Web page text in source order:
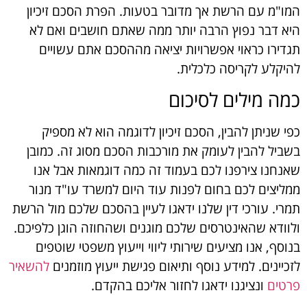
המו"מ עם הרשת אך מדובר בטעות. הפרת הסכם זיכיון
היא דבר נפוץ הרבה יותר ממה שאתם חושבים ואם לא
תגדירו כראוי אפשרויות יציאה מההסכם אתם עשויים
להיקלע לקריסה כלכלית.
כמה מילים לסיכום
כפי שניתן להבין, הסכם זיכיון לדוגמה הוא לא מספיק
בשביל להבין לעומק את מורכבות הסכם מסוג זה. כמובן
שאנחנו צירפנו לכם בעמוד זה כמה דוגמאות אבל אנו
ממליצים לכם בחום לפנות עוד היום למשרד עו"ד מנור
תמרי. עורכי דין שלנו ידאגו לעיין בהסכם שלכם מול הרשת
ולוודא שהאינטרסים שלכם מוגנים ושהחוזה הוגן כלפיכם.
בנוסף, אנו מציעים שירותי ליווי וייעוץ משפטי שוטפים
לזכיינים. למידע נוסף ותיאום פגישת ייעוץ מוזמנים להשאיר
פרטים ונציגנו ידאגו לחזור אליכם בהקדם.